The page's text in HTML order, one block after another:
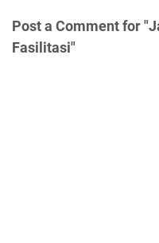
Post a Comment for
Fasilitasi"